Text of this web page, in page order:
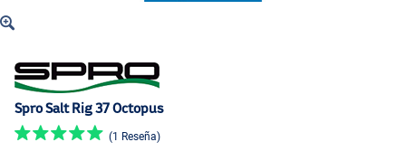
Spro Salt Rig 37 Octopus
(1 Reseña)